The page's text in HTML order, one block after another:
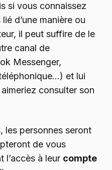
si vous connaissez
d’une manière ou
il peut suffire de le
canal de
Messenger,
et lui
consulter son
les personnes seront
de vous
l’accès à leur compte